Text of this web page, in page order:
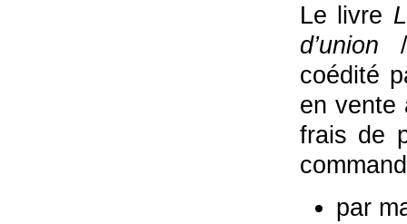
Le livre
d’union /
coédité
en vente
frais de
par